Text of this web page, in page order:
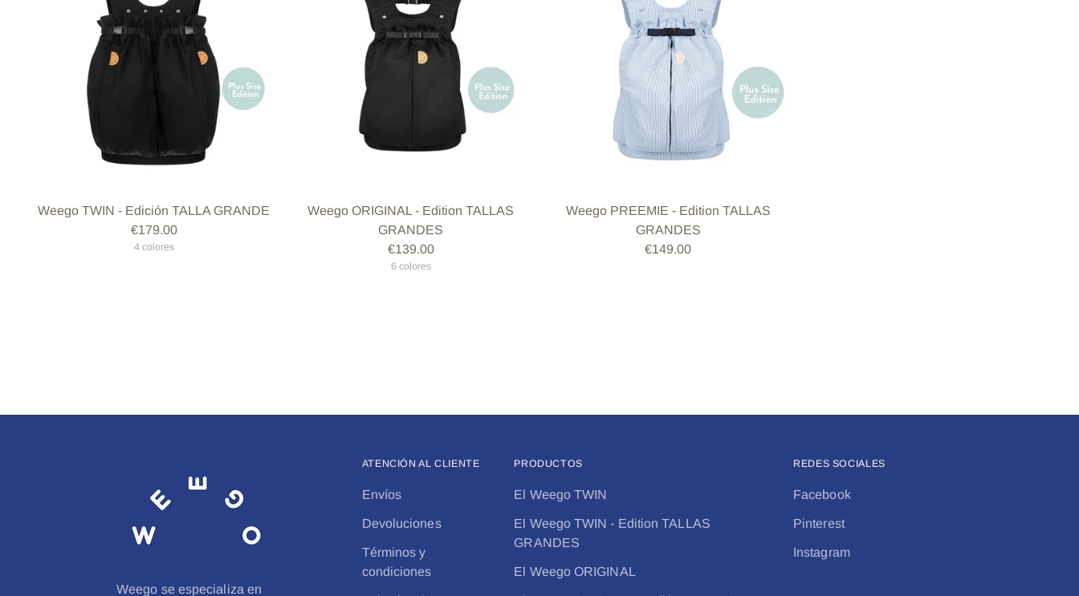
Weego TWIN - Edición TALLA GRANDE
€179.00
4 colores
Weego ORIGINAL - Edition TALLAS
GRANDES
€139.00
6 colores
Weego PREEMIE - Edition TALLAS
GRANDES
€149.00
Weego se especializa en
ATENCIÓN AL CLIENTE
Envíos
Devoluciones
Términos y
condiciones
PRODUCTOS
El Weego TWIN
El Weego TWIN - Edition TALLAS
GRANDES
El Weego ORIGINAL
REDES SOCIALES
Facebook
Pinterest
Instagram